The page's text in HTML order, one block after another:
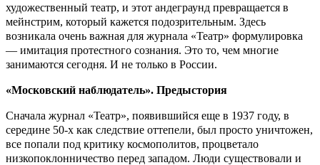
художественный театр, и этот андеграунд превращается в
мейнстрим, который кажется подозрительным. Здесь
возникала очень важная для журнала «Театр» формулировка
— имитация протестного сознания. Это то, чем многие
занимаются сегодня. И не только в России.
«Московский наблюдатель». Предыстория
Сначала журнал «Театр», появившийся еще в 1937 году, в
середине 50-х как следствие оттепели, был просто уничтожен,
все попали под критику космополитов, процветало
низкопоклонничество перед западом. Люди существовали и